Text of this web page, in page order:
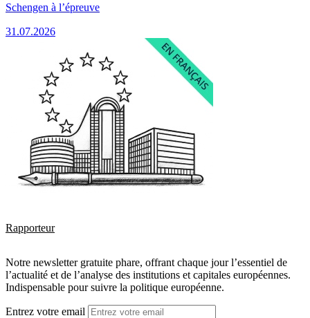
Schengen à l’épreuve
31.07.2026
Rapporteur
Notre newsletter gratuite phare, offrant chaque jour l’essentiel de
l’actualité et de l’analyse des institutions et capitales européennes.
Indispensable pour suivre la politique européenne.
Entrez votre email